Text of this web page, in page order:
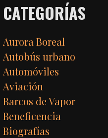
CATEGORÍAS
Aurora Boreal
Autobús urbano
Automóviles
Aviación
Barcos de Vapor
Beneficencia
Biografías